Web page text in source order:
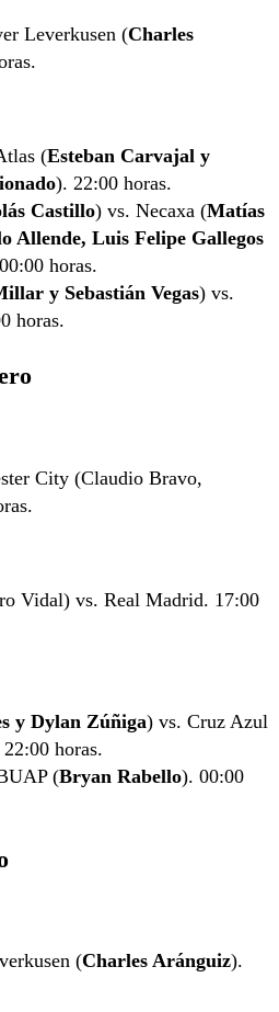
Leverkusen (Charles
(Esteban Carvajal y
). 22:00 horas.
Castillo) vs. Necaxa (Matías
Allende, Luis Felipe Gallegos
horas.
y Sebastián Vegas) vs.
horas.
City (Claudio Bravo,
Vidal) vs. Real Madrid. 17:00
y Dylan Zúñiga) vs. Cruz Azul
horas.
(Bryan Rabello). 00:00
(Charles Aránguiz).